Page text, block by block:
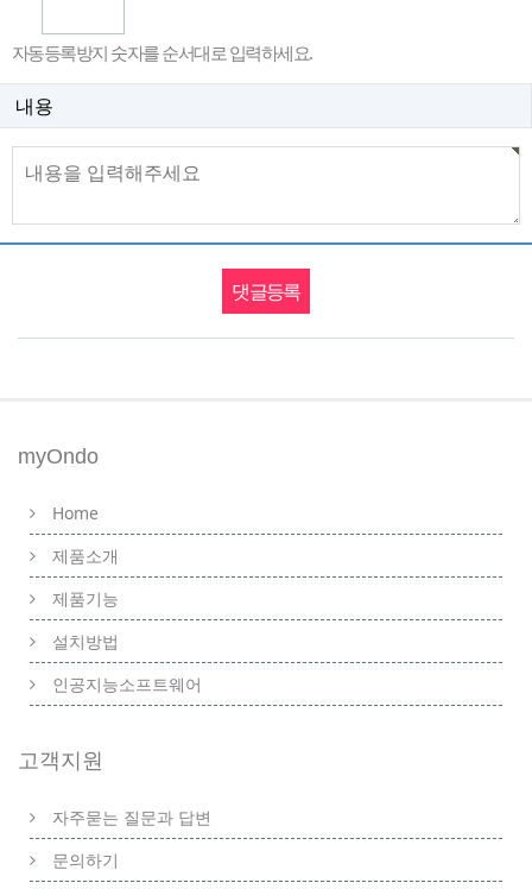
자동등록방지 숫자를 순서대로 입력하세요.
내용
myOndo
Home
제품소개
제품기능
설치방법
인공지능소프트웨어
고객지원
자주묻는 질문과 답변
문의하기